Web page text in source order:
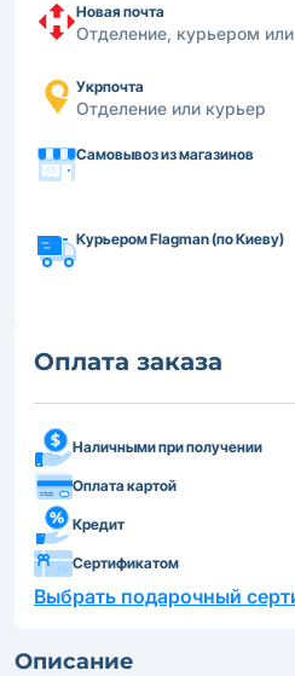
Новая почта
Отделение, курьером
Укрпочта
Отделение или курьер
Самовывоз из магазинов
Курьером Flagman (по Киеву)
Оплата заказа
Наличными при получении
Оплата картой
Кредит
Сертификатом
Выбрать подарочный
Описание